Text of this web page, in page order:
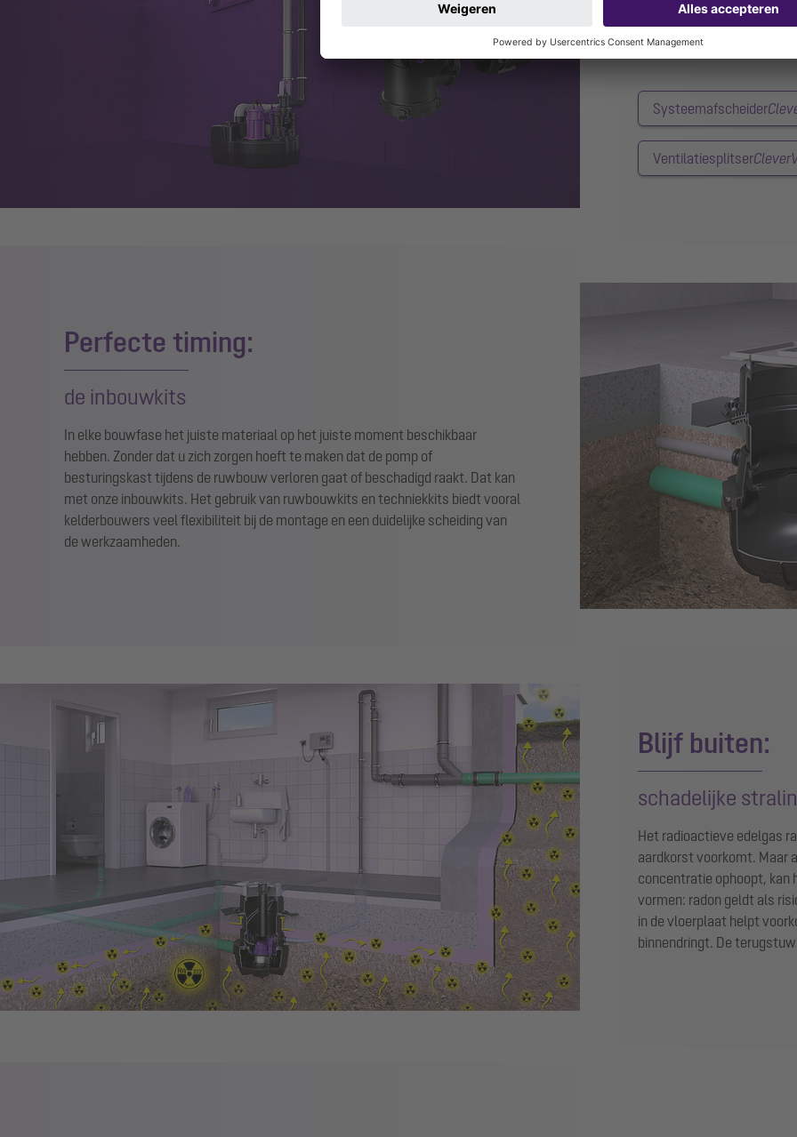
De oplossing zonder
enCleverVent-
Systeemafscheider
Ventilatiesplitser
Perfecte timing:
de inbouwkits
In elke bouwfase het juiste materiaal op het juiste moment beschikbaar
hebben. Zonder dat u zich zorgen hoeft te maken dat de pomp of
besturingskast tijdens de ruwbouw verloren gaat of beschadigd raakt. Dat kan
met onze inbouwkits. Het gebruik van ruwbouwkits en techniekkits biedt vooral
kelderbouwers veel flexibiliteit bij de montage en een duidelijke scheiding van
de werkzaamheden.
Blijf buiten:
schadelijke
Het radioactieve edelgas
aardkorst voorkomt. Maar
concentratie ophoopt, kan
vormen: radon geldt als
in de vloerplaat helpt
binnendringt. De